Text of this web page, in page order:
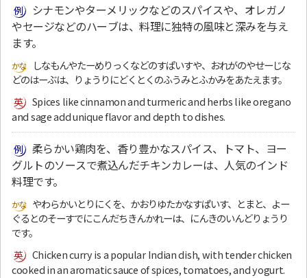
シナモンやターメリックなどのスパイスや、オレガノ
やセージなどのハーブは、料理に独特の風味と深みを与え
ます。
しなもんやたーめりっくなどのすぱいすや、おれがのやせーじな
どのはーぶは、りょうりにどくとくのふうみとふかみをあたえます。
Spices like cinnamon and turmeric and herbs like oregano
and sage add unique flavor and depth to dishes.
柔らかい鶏肉を、香り豊かなスパイス、トマト、ヨー
グルトのソースで煮込んだチキンカレーは、人気のインド
料理です。
やわらかいとりにくを、かおりゆたかなすぱいす、とまと、よー
ぐるとのそーすでにこんだちきんかれーは、にんきのいんどりょうり
です。
Chicken curry is a popular Indian dish, with tender chicken
cooked in an aromatic sauce of spices, tomatoes, and yogurt.